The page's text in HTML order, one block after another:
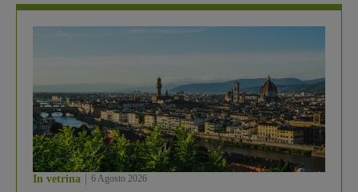
In vetrina 6 Agosto 2026